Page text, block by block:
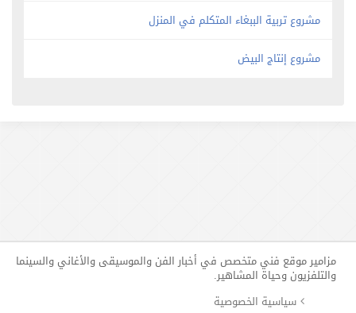
مشروع تربية الببغاء المتكلم في المنزل
مشروع إنتاج البيض
مزامير موقع فني متخصص في أخبار الفن والموسيقى والأغاني والسينما
والتلفزيون وحياة المشاهير.
سياسية الخصوصية